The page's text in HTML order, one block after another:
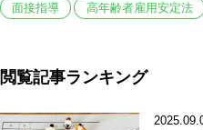
面接指導 高年齢者雇用安定法
閲覧記事ランキング